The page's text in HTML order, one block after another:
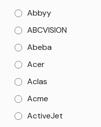
Abbyy
ABCVISION
Abeba
Acer
Aclas
Acme
ActiveJet